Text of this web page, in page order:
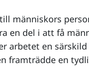
människors
en del i att få
arbetet en särskild
framträdde en